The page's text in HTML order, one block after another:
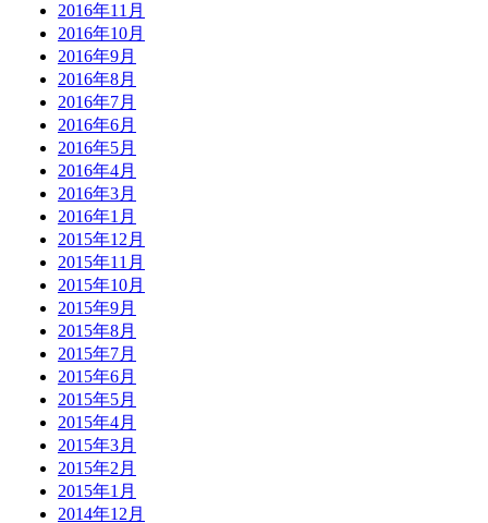
2016年11月
2016年10月
2016年9月
2016年8月
2016年7月
2016年6月
2016年5月
2016年4月
2016年3月
2016年1月
2015年12月
2015年11月
2015年10月
2015年9月
2015年8月
2015年7月
2015年6月
2015年5月
2015年4月
2015年3月
2015年2月
2015年1月
2014年12月